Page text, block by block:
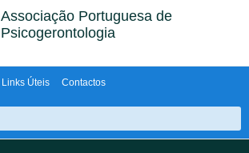
Associação Portuguesa de
Psicogerontologia
Links Úteis Contactos